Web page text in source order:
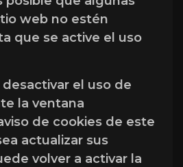
web no estén
que se active el uso
el uso de
la ventana
de cookies de este
actualizar sus
volver a activar la